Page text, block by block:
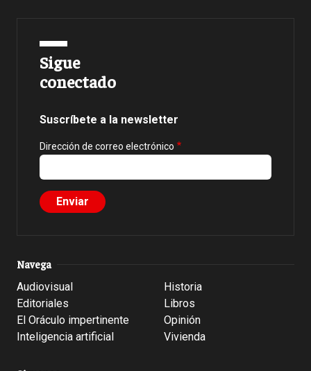
Sigue
conectado
Suscríbete a la newsletter
Dirección de correo electrónico
Navega
Audiovisual
Editoriales
El Oráculo impertinente
Inteligencia artificial
Historia
Libros
Opinión
Vivienda